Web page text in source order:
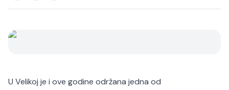
U Velikoj je i ove godine održana jedna od